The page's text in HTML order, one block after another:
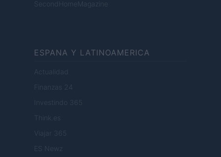
SecondHomeMagazine
ESPANA Y LATINOAMERICA
Actualidad
Finanzas 24
Investindo 365
Think.es
Viajar 365
ES Newz